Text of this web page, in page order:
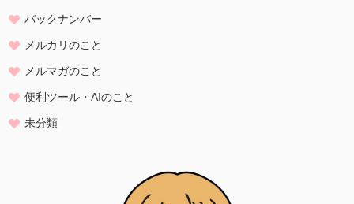
・新商品の案内などお客様に有益かつ必要と思われる情報の提供
・業務遂行上で必要となる当方からの問い合わせ、確認、および
・各種のお問い合わせ対応
バックナンバー
メルカリのこと
メルマガのこと
便利ツール・AIのこと
未分類